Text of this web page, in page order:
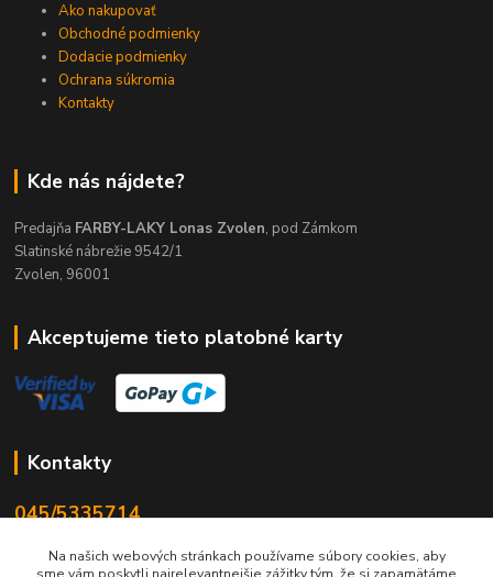
Ako nakupovať
Obchodné podmienky
Dodacie podmienky
Ochrana súkromia
Kontakty
Kde nás nájdete?
Predajňa FARBY-LAKY Lonas Zvolen, pod Zámkom
Slatinské nábrežie 9542/1
Zvolen, 96001
Akceptujeme tieto platobné karty
Kontakty
045/5335714
Na našich webových stránkach používame súbory cookies, aby